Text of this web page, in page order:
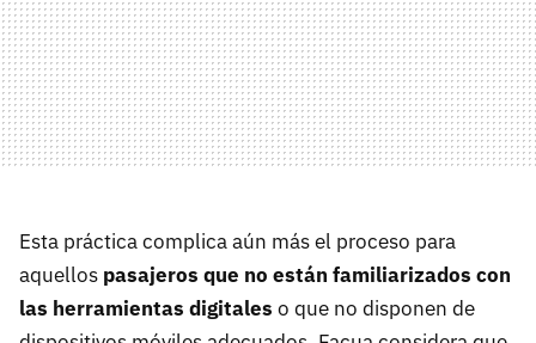
Esta práctica complica aún más el proceso para
aquellos pasajeros que no están familiarizados con
las herramientas digitales o que no disponen de